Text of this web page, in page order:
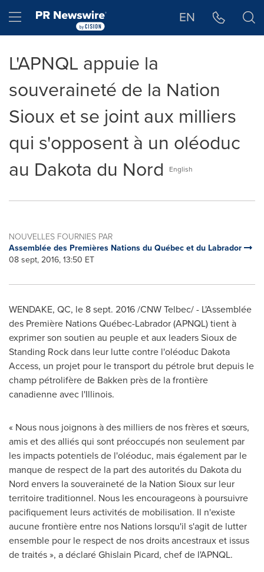
Hamburger menu EN
L'APNQL appuie la
souveraineté de la Nation
Sioux et se joint aux milliers
qui s'opposent à un oléoduc
au Dakota du Nord
English
NOUVELLES FOURNIES PAR
Assemblée des Premières Nations du Québec et du Labrador
08 sept, 2016, 13:50 ET
WENDAKE, QC, le 8 sept. 2016/CNW Telbec/ - L'Assemblée
des Première Nations Québec-Labrador(APNQL) tient à
exprimer son soutien au peuple et aux leaders Sioux de
Standing Rock dans leur lutte contre l'oléoduc Dakota
Access, un projet pour le transport du pétrole brut depuis le
champ pétrolifère de Bakken près de la frontière
canadienne avec l'Illinois.
« Nous nous joignons à des milliers de nos frères et sœurs,
amis et des alliés qui sont préoccupés non seulement par
les impacts potentiels de l'oléoduc, mais également par le
manque de respect de la part des autorités du Dakota du
Nord envers la souveraineté de la Nation Sioux sur leur
territoire traditionnel. Nous les encourageons à poursuivre
pacifiquement leurs activités de mobilisation. Il n'existe
aucune frontière entre nos Nations lorsqu'il s'agit de lutter
ensemble pour le respect de nos droits ancestraux et issus
de traités », a déclaréGhislain Picard, chef de l'APNQL.